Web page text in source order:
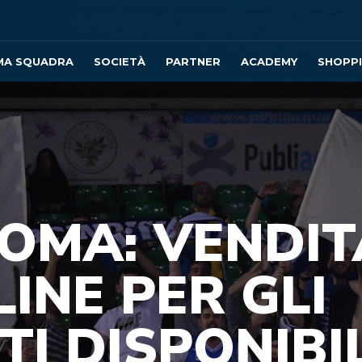
SQUADRA SOCIETÀ PARTNER ACADEMY
PER GLI